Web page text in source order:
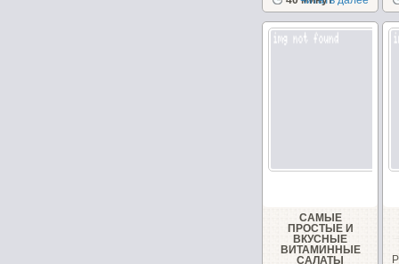
САМЫЕ
ПРОСТЫЕ И
ВКУСНЫЕ
ВИТАМИННЫЕ
САЛАТЫ